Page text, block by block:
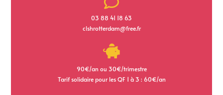
03 88 41 18 63
clshrotterdam@free.fr
90€/an ou 30€/trimestre
Tarif solidaire pour les QF 1 à 3 : 60€/an